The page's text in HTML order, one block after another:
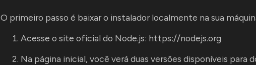
O primeiro passo é baixar o instalador localmente na sua
Acesse o site oficial do Node.js: https://nodejs.org
Na página inicial, você verá duas versões disponíveis para